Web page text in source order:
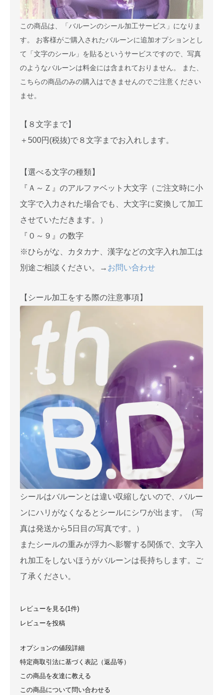
この商品は、「バルーンのシール加工サービス」になりま
す。 お客様がご購入されたバルーンに追加オプションとし
て「文字のシール」を貼るというサービスですので、写真
のようなバルーンは料金には含まれておりません。 また、
こちらの商品のみの購入はできませんのでご注意ください
ませ。
【８文字まで】
＋500円(税抜)で８文字までお入れします。
【選べる文字の種類】
『Ａ～Ｚ』のアルファベット大文字（ご注文時に小
文字で入力された場合でも、大文字に変換して加工
させていただきます。）
『０～９』の数字
※ひらがな、カタカナ、漢字などの文字入れ加工は
別途ご相談ください。→ お問い合わせ
【シール加工をする際の注意事項】
シールはバルーンとは違い収縮しないので、バルー
ンにハリがなくなるとシールにシワが出ます。（写
真は発送から5日目の写真です。）
またシールの重みが浮力へ影響する関係で、文字入
れ加工をしないほうがバルーンは長持ちします。ご
了承ください。
レビューを見る(1件)
レビューを投稿
オプションの値段詳細
特定商取引法に基づく表記（返品等）
この商品を友達に教える
この商品について問い合わせる